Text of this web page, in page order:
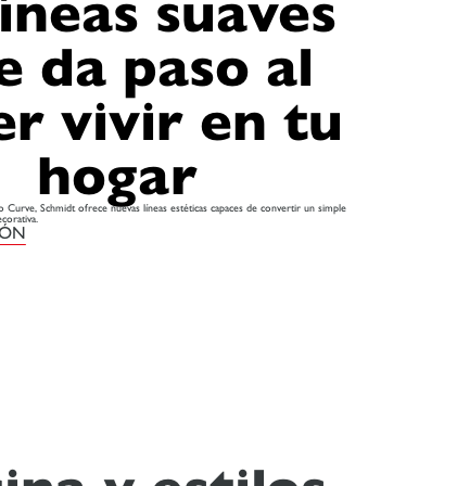
suaves
da paso al
vivir en tu
hogar
Schmidt ofrece nuevas líneas estéticas capaces de convertir un simple